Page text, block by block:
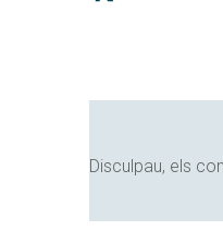
Disculpau, els